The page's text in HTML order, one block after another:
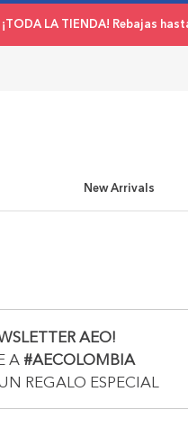
¡TODA LA TIENDA! Rebajas
New Arrivals
AEO!
A #AECOLOMBIA
REGALO ESPECIAL